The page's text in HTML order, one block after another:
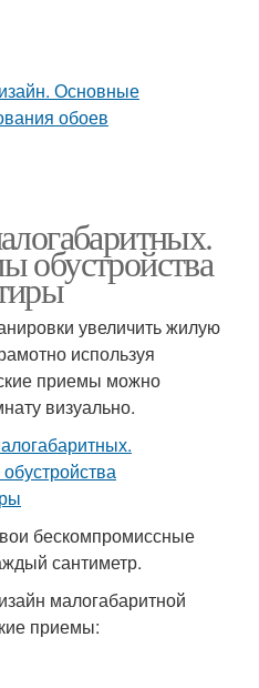
обустройства
увеличить жилую
используя
приемы можно
визуально.
бескомпромиссные
сантиметр.
малогабаритной
приемы: